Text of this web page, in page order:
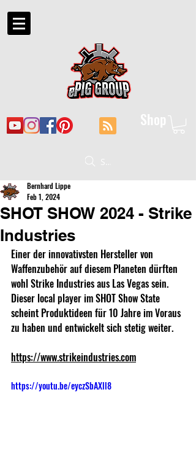
Shop
Suche
SHOT SHOW 2024 - Strike
Industries
Bernhard Lippe
Feb 1, 2024
Einer der innovativsten Hersteller von
Waffenzubehör auf diesem Planeten dürften
wohl Strike Industries aus Las Vegas sein.
Dieser local player im SHOT Show State
scheint Produktideen für 10 Jahre im Voraus
zu haben und entwickelt sich stetig weiter.
https://www.strikeindustries.com
https://youtu.be/eyczSbAXll8